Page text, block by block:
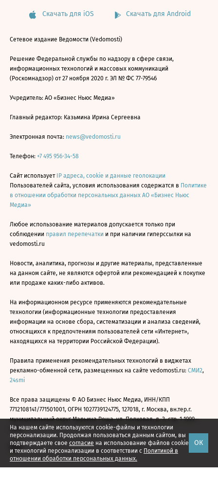
На нашем сайте используются cookie-файлы и технологии
персонализации. Продолжая пользоваться данным сайтом, вы
подтверждаете свое согласие на использование файлов cookie
и технологий персонализации в соответствии с Политикой в
отношении обработки персональных данных.
ОК
Скачать для iOS Скачать для Android
Сетевое издание Ведомости (Vedomosti)
Решение Федеральной службы по надзору в сфере связи,
информационных технологий и массовых коммуникаций
(Роскомнадзор) от 27 ноября 2020 г. ЭЛ № ФС 77-79546
Учредитель: АО «Бизнес Ньюс Медиа»
Главный редактор: Казьмина Ирина Сергеевна
Электронная почта: news@vedomosti.ru
Телефон: +7 495 956-34-58
Сайт использует IP адреса, cookie и данные геолокации
Пользователей сайта, условия использования содержатся в Политике
в отношении обработки персональных данных АО «Бизнес Ньюс
Медиа»
Любое использование материалов допускается только при
соблюдении правил перепечатки и при наличии гиперссылки на
vedomosti.ru
Новости, аналитика, прогнозы и другие материалы, представленные
на данном сайте, не являются офертой или рекомендацией к покупке
или продаже каких-либо активов.
На информационном ресурсе применяются рекомендательные
технологии (информационные технологии предоставления
информации на основе сбора, систематизации и анализа сведений,
относящихся к предпочтениям пользователей сети «Интернет»,
находящихся на территории Российской Федерации).
Правила применения рекомендательных технологий в виджетах
рекламно-обменной сети, размещенных на сайте vedomosti.ru: СМИ2,
24smi
Все права защищены © АО Бизнес Ньюс Медиа, ИНН/КПП
7712108141/771501001, ОГРН 1027739124775, 127018, г. Москва, вн.тер.г.
муниципальный округ Марьина Роща, ул. Полковая, д. 3, стр. 1 1999—
2026